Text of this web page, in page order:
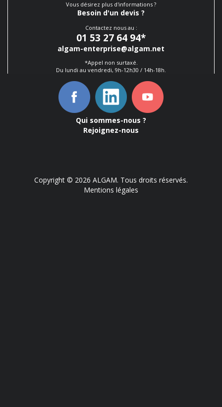
Vous désirez plus d'informations ?
Besoin d'un devis ?
Contactez nous au :
01 53 27 64 94*
algam-enterprise@algam.net
*Appel non surtaxé.
Du lundi au vendredi, 9h-12h30 / 14h-18h.
Qui sommes-nous ?
Rejoignez-nous
Copyright © 2026 ALGAM. Tous droits réservés.
Mentions légales